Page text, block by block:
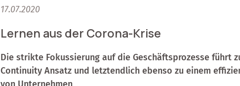
17.07.2020
Lernen aus der Corona-Krise
Die strikte Fokussierung auf die Geschäftsprozesse führt
Continuity Ansatz und letztendlich ebenso zu einem